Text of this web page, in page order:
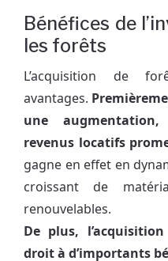
Bénéfices de
les forêts
L’acquisition de
avantages.
une
revenus locatifs
gagne en effet en
croissant de
renouvelables.
De plus,
droit à d’importants